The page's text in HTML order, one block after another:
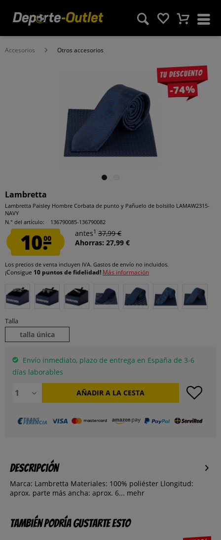
Accesorios Otros accesorios
Tu descuento
-74%
Lambretta
Lambretta Paisley Hombre Corbata de punto y Pañuelo de bolsillo LAMAW2315-
NAVY
N.° del artículo:
136790085-136790082
10.00
antes1 37,99 €
Ahorras: 27,99 €
Los precios de venta incluyen IVA. Gastos de envío no incluidos.
¡Consigue 10 puntos de fidelidad! Más información
Talla
talla única
Envío inmediato, plazo de entrega en España de 3-6
días laborables
AÑADIR A LA CESTA
Descripción
Marca: Lambretta Materiales: 100% poliéster Llongitud:
aprox. parte más ancha: aprox. 6... mehr
También podría gustarte esto